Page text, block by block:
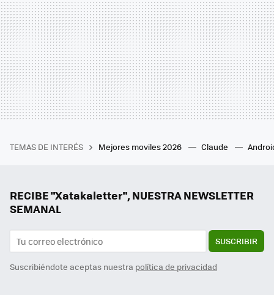
TEMAS DE INTERÉS Mejores moviles 2026 Claude
RECIBE "Xatakaletter", NUESTRA NEWSLETTER
SEMANAL
SUSCRIBIR
Suscribiéndote aceptas nuestra política de privacidad